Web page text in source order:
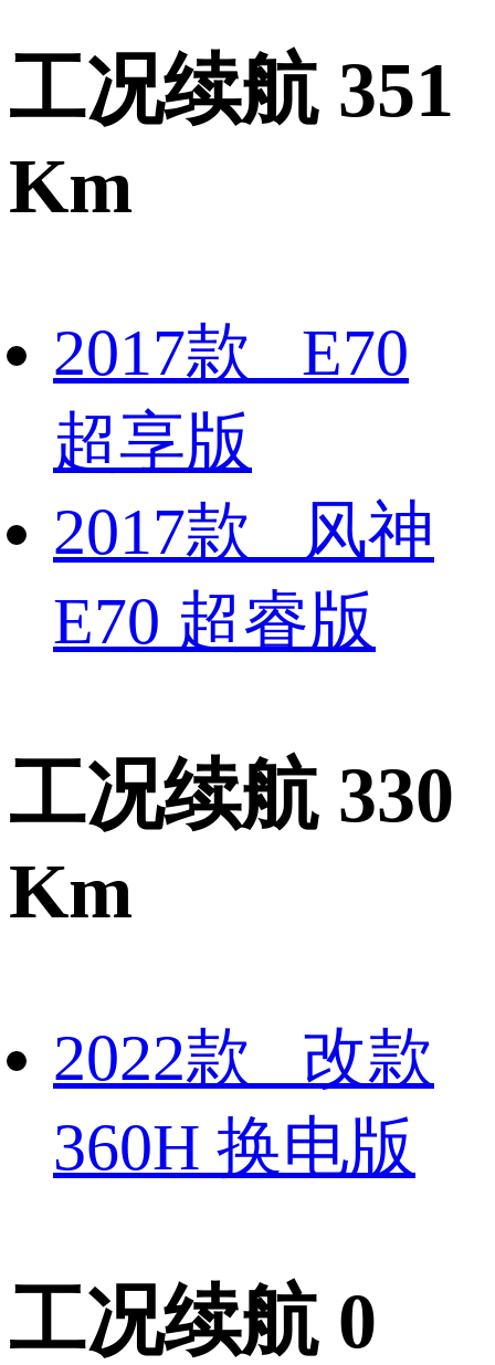
工况续航 351
Km
2017款 E70
超享版
2017款 风神
E70 超睿版
工况续航 330
Km
2022款 改款
360H 换电版
工况续航 0